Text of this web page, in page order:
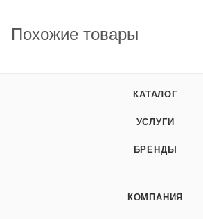
Похожие товары
КАТАЛОГ
УСЛУГИ
БРЕНДЫ
КОМПАНИЯ